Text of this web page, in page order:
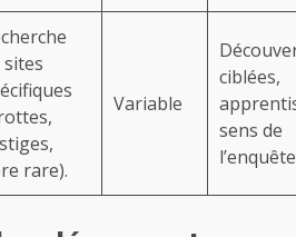
sites
rare).
Variable
ciblées,
sens de